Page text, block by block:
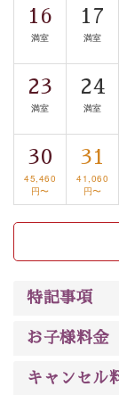
清らかな源泉
16
満室
17
満室
23
満室
24
満室
30
45,460
円〜
31
41,060
円〜
特記事項
お子様料金
キャンセル